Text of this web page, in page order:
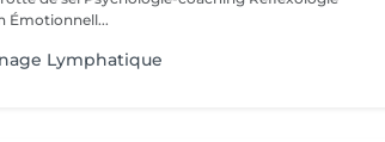
Émotionnell...
Lymphatique